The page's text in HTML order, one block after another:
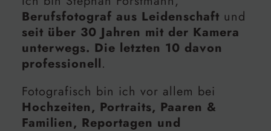
Berufsfotograf aus Leidenschaft und
seit über 30 Jahren mit der Kamera
unterwegs. Die letzten 10 davon
professionell.
Fotografisch bin ich vor allem bei
Hochzeiten, Portraits, Paaren &
Familien, Reportagen und